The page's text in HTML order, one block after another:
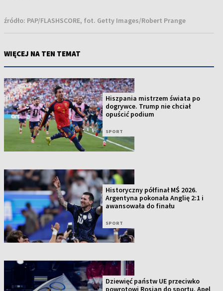
źródło: PAP/FLASHSCORE, fot. Getty Images/Robert Prange
WIĘCEJ NA TEN TEMAT
Hiszpania mistrzem świata po
dogrywce. Trump nie chciał
opuścić podium
SPORT
Historyczny półfinał MŚ 2026.
Argentyna pokonała Anglię 2:1 i
awansowała do finału
SPORT
Dziewięć państw UE przeciwko
powrotowi Rosjan do sportu. Apel